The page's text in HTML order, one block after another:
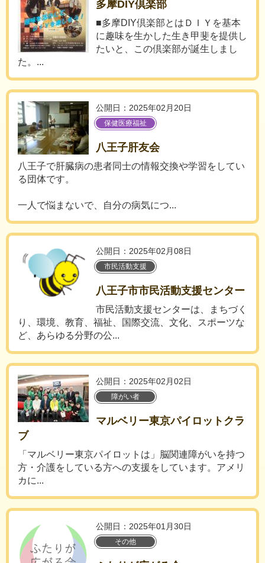
多摩DIY倶楽部
■多摩DIY倶楽部とはＤＩＹを基本
に趣味を生かした生き甲斐を提供し
たいと、この倶楽部が誕生しまし
た。...
公開日：2025年02月20日
保健医療福祉
八王子肝友会
八王子で肝臓病の患者同士の情報交換や学習をしてい
る団体です。
一人で悩まないで、自分の病気につ...
公開日：2025年02月08日
市民活動支援
八王子市市民活動支援センター
市民活動支援センターは、まちづく
り、環境、教育、福祉、国際交流、文化、スポーツな
ど、あらゆる分野の公...
公開日：2025年02月02日
障がい者
マルベリー東京パイロットクラ
ブ
「マルベリー東京パイロットは」脳関連障がいを持つ
方・介護をしている方への支援をしています。アメリ
カに...
公開日：2025年01月30日
その他